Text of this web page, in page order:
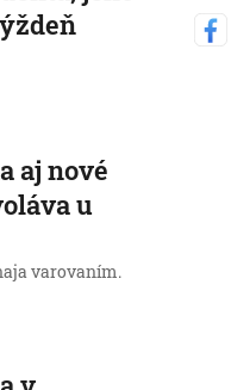
aj nové
u
varovaním.